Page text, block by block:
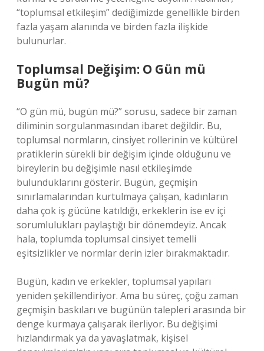
“toplumsal etkileşim” dediğimizde genellikle birden
fazla yaşam alanında ve birden fazla ilişkide
bulunurlar.
Toplumsal Değişim: O Gün mü
Bugün mü?
“O gün mü, bugün mü?” sorusu, sadece bir zaman
diliminin sorgulanmasından ibaret değildir. Bu,
toplumsal normların, cinsiyet rollerinin ve kültürel
pratiklerin sürekli bir değişim içinde olduğunu ve
bireylerin bu değişimle nasıl etkileşimde
bulunduklarını gösterir. Bugün, geçmişin
sınırlamalarından kurtulmaya çalışan, kadınların
daha çok iş gücüne katıldığı, erkeklerin ise ev içi
sorumlulukları paylaştığı bir dönemdeyiz. Ancak
hala, toplumda toplumsal cinsiyet temelli
eşitsizlikler ve normlar derin izler bırakmaktadır.
Bugün, kadın ve erkekler, toplumsal yapıları
yeniden şekillendiriyor. Ama bu süreç, çoğu zaman
geçmişin baskıları ve bugünün talepleri arasında bir
denge kurmaya çalışarak ilerliyor. Bu değişimi
hızlandırmak ya da yavaşlatmak, kişisel